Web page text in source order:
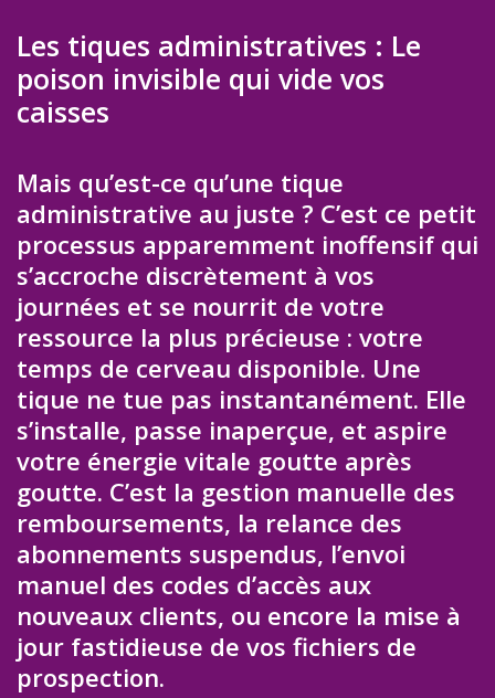
Les tiques administratives : Le
poison invisible qui vide vos
caisses
Mais qu’est-ce qu’une tique
administrative au juste ? C’est ce petit
processus apparemment inoffensif qui
s’accroche discrètement à vos
journées et se nourrit de votre
ressource la plus précieuse : votre
temps de cerveau disponible. Une
tique ne tue pas instantanément. Elle
s’installe, passe inaperçue, et aspire
votre énergie vitale goutte après
goutte. C’est la gestion manuelle des
remboursements, la relance des
abonnements suspendus, l’envoi
manuel des codes d’accès aux
nouveaux clients, ou encore la mise à
jour fastidieuse de vos fichiers de
prospection.